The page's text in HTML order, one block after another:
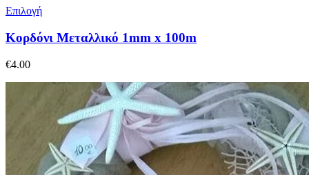
Επιλογή
Κορδόνι Μεταλλικό 1mm x 100m
€4.00